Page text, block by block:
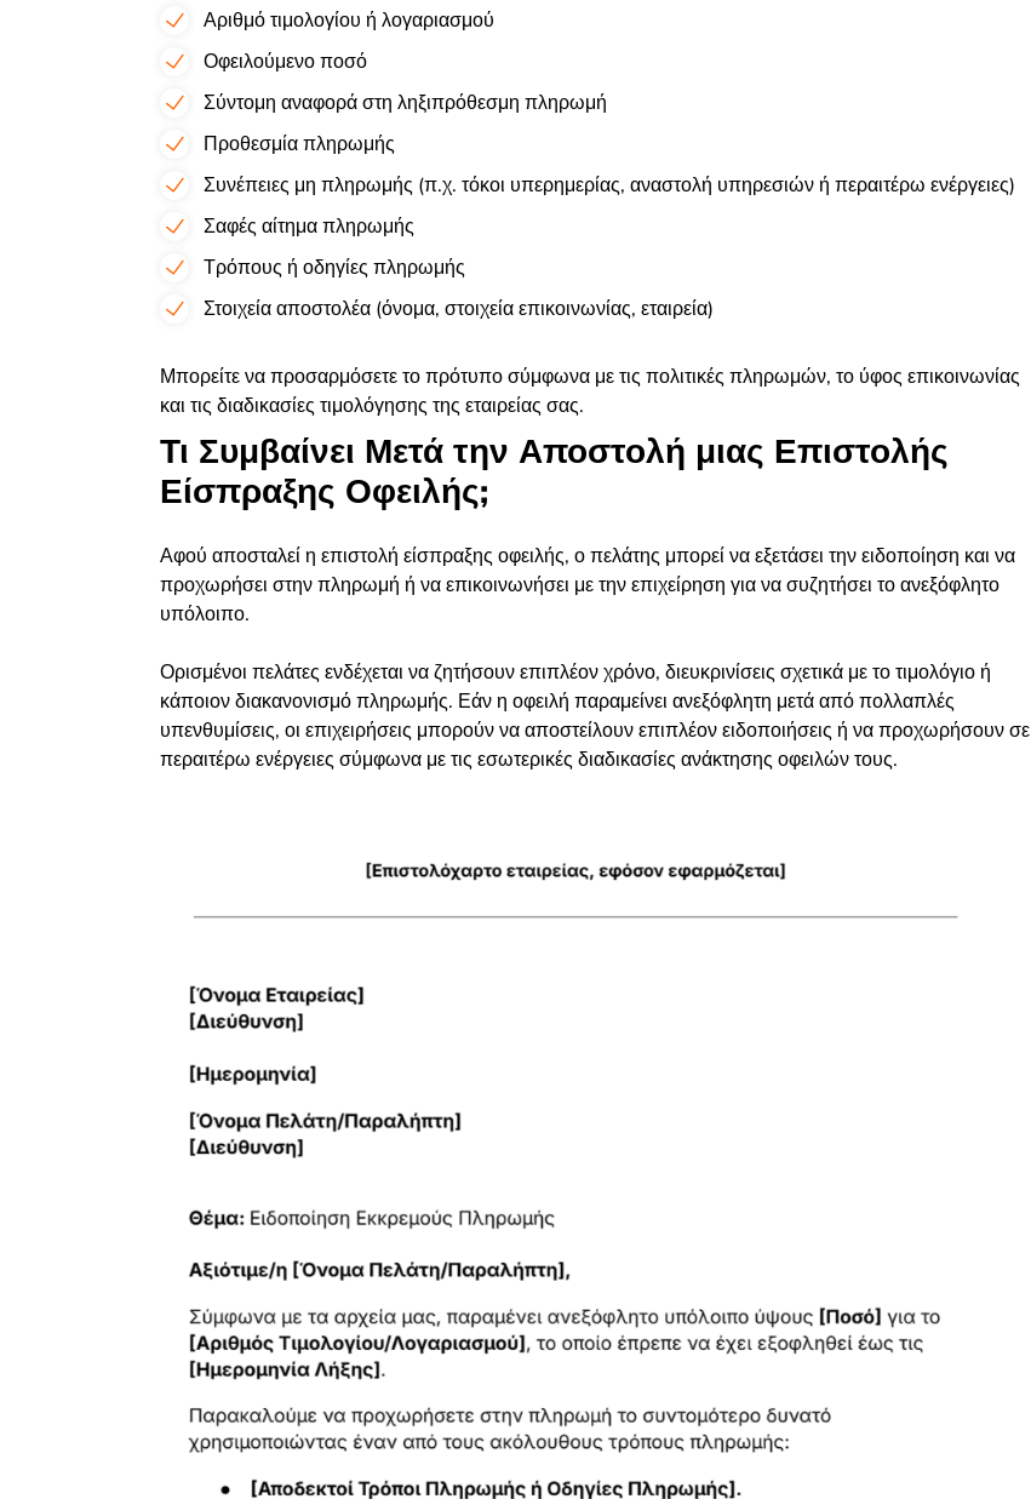
Αριθμό τιμολογίου ή λογαριασμού
Οφειλούμενο ποσό
Σύντομη αναφορά στη ληξιπρόθεσμη πληρωμή
Προθεσμία πληρωμής
Συνέπειες μη πληρωμής (π.χ. τόκοι υπερημερίας, αναστολή υπηρεσιών ή περαιτέρω ενέργειες)
Σαφές αίτημα πληρωμής
Τρόπους ή οδηγίες πληρωμής
Στοιχεία αποστολέα (όνομα, στοιχεία επικοινωνίας, εταιρεία)
Μπορείτε να προσαρμόσετε το πρότυπο σύμφωνα με τις πολιτικές πληρωμών, το ύφος επικοινωνίας
και τις διαδικασίες τιμολόγησης της εταιρείας σας.
Τι Συμβαίνει Μετά την Αποστολή μιας Επιστολής
Είσπραξης Οφειλής;
Αφού αποσταλεί η επιστολή είσπραξης οφειλής, ο πελάτης μπορεί να εξετάσει την ειδοποίηση και να
προχωρήσει στην πληρωμή ή να επικοινωνήσει με την επιχείρηση για να συζητήσει το ανεξόφλητο
υπόλοιπο.
Ορισμένοι πελάτες ενδέχεται να ζητήσουν επιπλέον χρόνο, διευκρινίσεις σχετικά με το τιμολόγιο ή
κάποιον διακανονισμό πληρωμής. Εάν η οφειλή παραμείνει ανεξόφλητη μετά από πολλαπλές
υπενθυμίσεις, οι επιχειρήσεις μπορούν να αποστείλουν επιπλέον ειδοποιήσεις ή να προχωρήσουν σε
περαιτέρω ενέργειες σύμφωνα με τις εσωτερικές διαδικασίες ανάκτησης οφειλών τους.